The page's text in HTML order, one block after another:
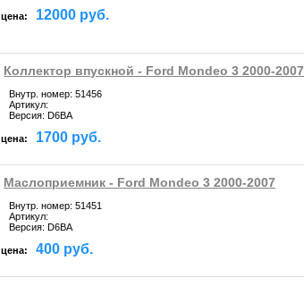
цена: 12000 руб.
Коллектор впускной - Ford Mondeo 3 2000-2007
Внутр. номер: 51456
Артикул:
Версия: D6BA
цена: 1700 руб.
Маслоприемник - Ford Mondeo 3 2000-2007
Внутр. номер: 51451
Артикул:
Версия: D6BA
цена: 400 руб.